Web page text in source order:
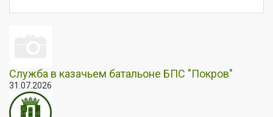
Служба в казачьем батальоне БПС "Покров"
31.07.2026